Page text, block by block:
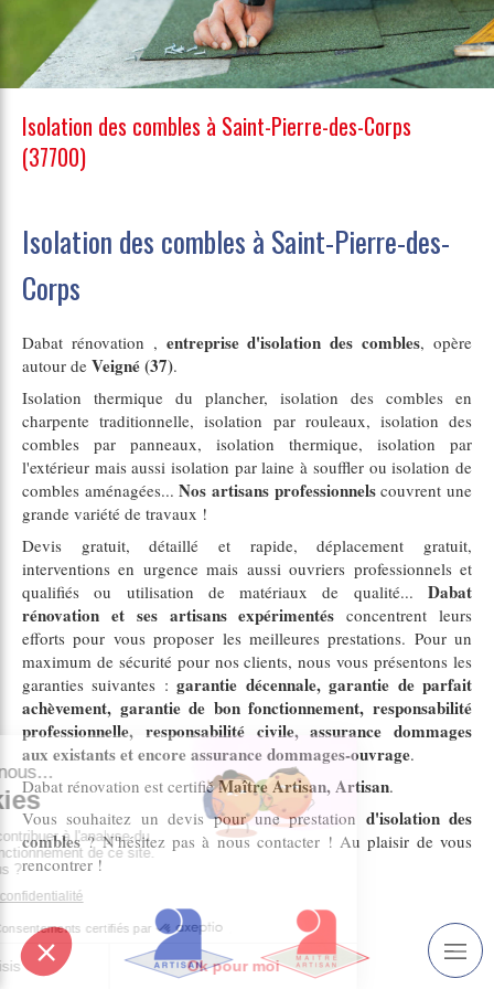
Isolation des combles à Saint-Pierre-des-Corps
(37700)
Isolation des combles à Saint-Pierre-des-
Corps
Dabat rénovation , entreprise d'isolation des combles, opère
autour de Veigné (37).
Isolation thermique du plancher, isolation des combles en
charpente traditionnelle, isolation par rouleaux, isolation des
combles par panneaux, isolation thermique, isolation par
l'extérieur mais aussi isolation par laine à souffler ou isolation de
combles aménagées...Nos artisans professionnelscouvrent une
grande variété de travaux !
Devis gratuit, détaillé et rapide, déplacement gratuit,
interventions en urgence mais aussi ouvriers professionnels et
qualifiés ou utilisation de matériaux de qualité... Dabat
rénovation et ses artisans expérimentés concentrent leurs
efforts pour vous proposer les meilleures prestations. Pour un
maximum de sécurité pour nos clients, nous vous présentons les
garanties suivantes :garantie décennale, garantie de parfait
achèvement, garantie de bon fonctionnement, responsabilité
professionnelle, responsabilité civile, assurance dommages
aux existants et encore assurance dommages-ouvrage.
Dabat rénovation est certifiéMaître Artisan, Artisan.
Vous souhaitez un devis pour une prestation d'isolation des
combles? N'hésitez pas à nous contacter ! Au plaisir de vous
rencontrer !